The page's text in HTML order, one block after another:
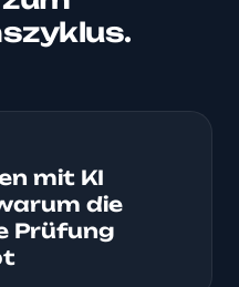
mit KI
die
Prüfung